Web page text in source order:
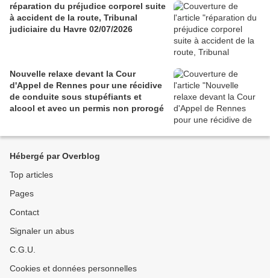
réparation du préjudice corporel suite
à accident de la route, Tribunal
judiciaire du Havre 02/07/2026
Nouvelle relaxe devant la Cour
d'Appel de Rennes pour une récidive
de conduite sous stupéfiants et
alcool et avec un permis non prorogé
Hébergé par Overblog
Top articles
Pages
Contact
Signaler un abus
C.G.U.
Cookies et données personnelles